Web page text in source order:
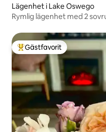
Lägenhet i Lake Oswego
Rymlig lägenhet med 2
Populär gästfavorit
Gästfavorit